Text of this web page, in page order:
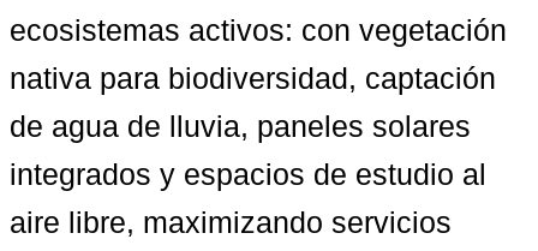
ecosistemas activos: con vegetación
nativa para biodiversidad, captación
de agua de lluvia, paneles solares
integrados y espacios de estudio al
aire libre, maximizando servicios